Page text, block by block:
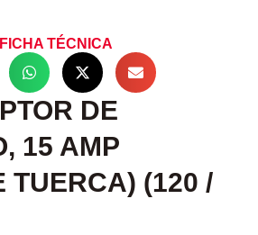
FICHA TÉCNICA
DE
15 AMP
TUERCA) (120 /